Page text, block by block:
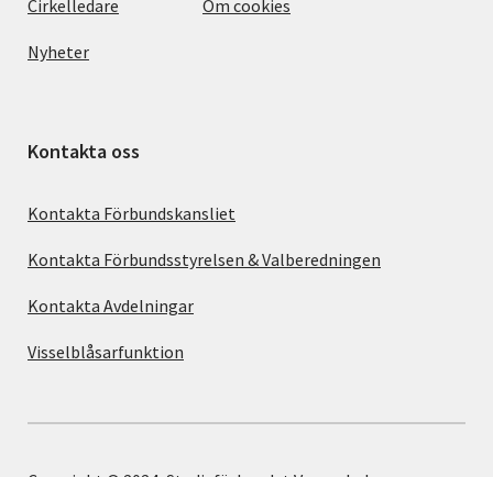
Cirkelledare
Nyheter
Om cookies
Kontakta oss
Kontakta Förbundskansliet
Kontakta Förbundsstyrelsen & Valberedningen
Kontakta Avdelningar
Visselblåsarfunktion